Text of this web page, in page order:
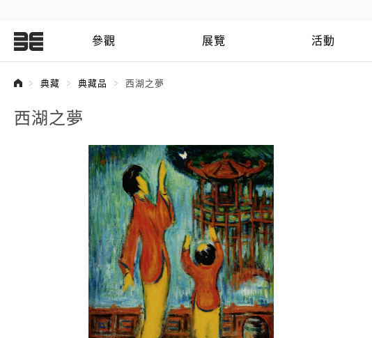
參觀 展覽 活動
典藏 典藏品 西湖之夢
西湖之夢
西湖之夢